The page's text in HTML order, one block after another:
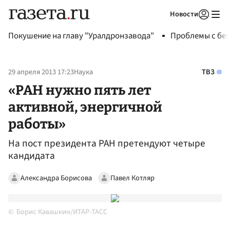
Новости
Покушение на главу "Уралдронзавода" Проблемы с
29 апреля 2013 17:23Наука ТВЗ
«РАН нужно пять лет
активной, энергичной
работы»
На пост президента РАН претендуют четыре
кандидата
Александра Борисова Павел Котляр
Борис Кавашкин/ИТАР-ТАСС